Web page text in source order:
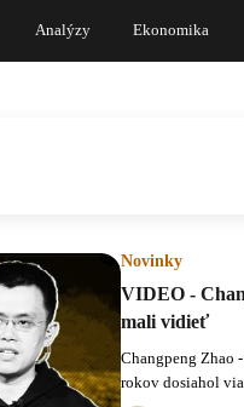
Analýzy Ekonomika
Novinky
VIDEO -
mali vidieť
Changpeng Zhao
rokov dosiahol